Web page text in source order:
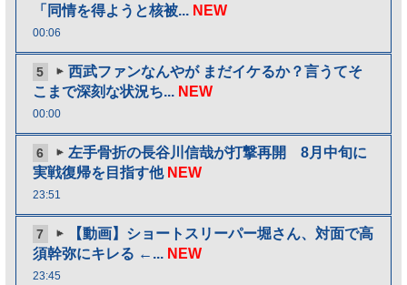
「同情を得ようと核被... NEW
00:06
5
西武ファンなんやが まだイケるか？言うてそ
こまで深刻な状況ち... NEW
00:00
6
左手骨折の長谷川信哉が打撃再開 8月中旬に
実戦復帰を目指す他 NEW
23:51
7
【動画】ショートスリーパー堀さん、対面で高
須幹弥にキレる ←... NEW
23:45